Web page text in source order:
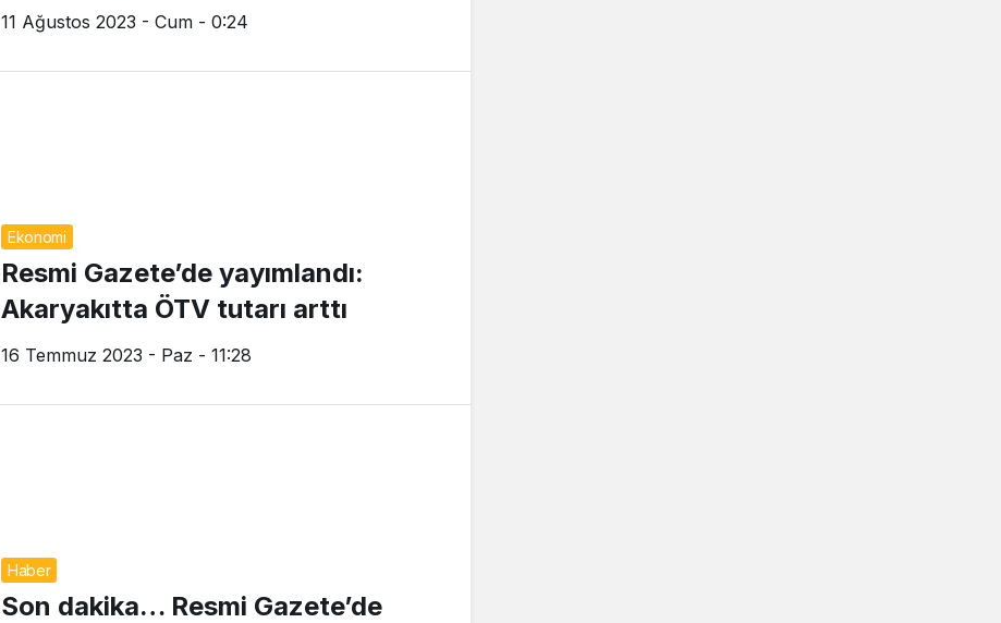
11 Ağustos 2023 - Cum - 0:24
Ekonomi
Resmi Gazete’de yayımlandı:
Akaryakıtta ÖTV tutarı arttı
16 Temmuz 2023 - Paz - 11:28
Haber
Son dakika… Resmi Gazete’de